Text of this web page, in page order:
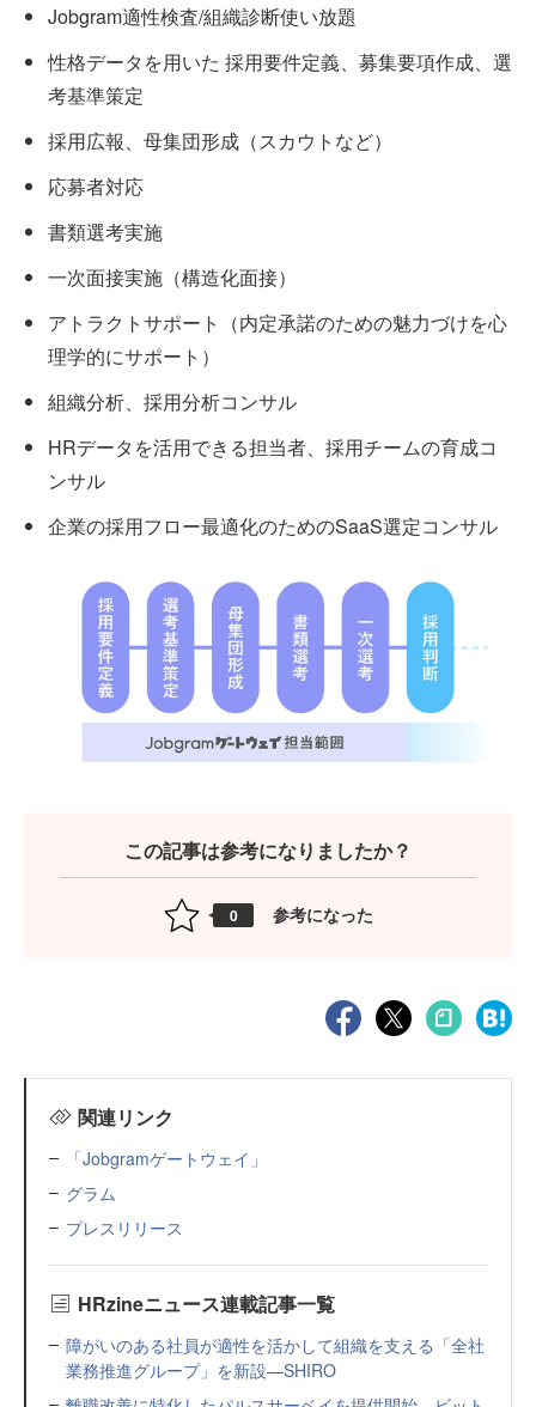
Jobgram適性検査/組織診断使い放題
性格データを用いた 採用要件定義、募集要項作成、選
考基準策定
採用広報、母集団形成（スカウトなど）
応募者対応
書類選考実施
一次面接実施（構造化面接）
アトラクトサポート（内定承諾のための魅力づけを心
理学的にサポート）
組織分析、採用分析コンサル
HRデータを活用できる担当者、採用チームの育成コ
ンサル
企業の採用フロー最適化のためのSaaS選定コンサル
この記事は参考になりましたか？
0 参考になった
関連リンク
「Jobgramゲートウェイ」
グラム
プレスリリース
HRzineニュース連載記事一覧
障がいのある社員が適性を活かして組織を支える「全社
業務推進グループ」を新設—SHIRO